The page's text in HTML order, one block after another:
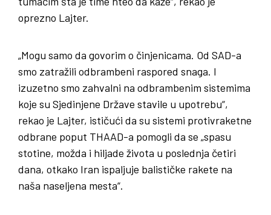
oprezno Lajter.
„Mogu samo da govorim o činjenicama. Od SAD-a
smo zatražili odbrambeni raspored snaga. I
izuzetno smo zahvalni na odbrambenim sistemima
koje su Sjedinjene Države stavile u upotrebu“,
rekao je Lajter, ističući da su sistemi protivraketne
odbrane poput THAAD-a pomogli da se „spasu
stotine, možda i hiljade života u poslednja četiri
dana, otkako Iran ispaljuje balističke rakete na
naša naseljena mesta“.